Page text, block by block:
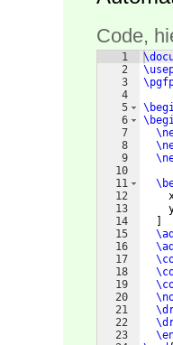
Code,
1
2
3
4
5
6
7
8
9
10
11
12
13
14
15
16
17
18
19
20
21
22
23